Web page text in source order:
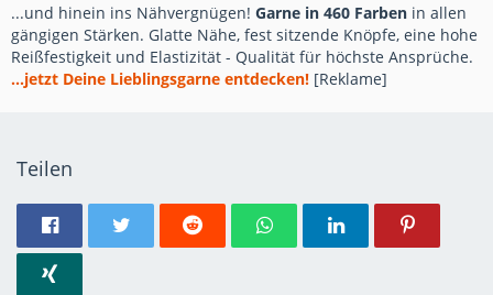
...und hinein ins Nähvergnügen! Garne in 460 Farben in allen
gängigen Stärken. Glatte Nähe, fest sitzende Knöpfe, eine hohe
Reißfestigkeit und Elastizität - Qualität für höchste Ansprüche.
...jetzt Deine Lieblingsgarne entdecken! [Reklame]
Teilen